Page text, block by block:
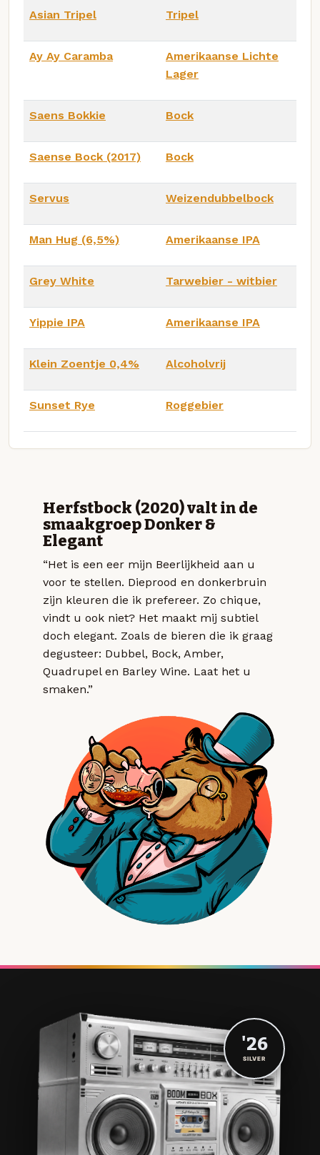
Asian Tripel Tripel
Ay Ay Caramba
Amerikaanse Lichte
Lager
Saens Bokkie Bock
Saense Bock (2017) Bock
Servus Weizendubbelbock
Man Hug (6,5%) Amerikaanse IPA
Grey White Tarwebier - witbier
Yippie IPA Amerikaanse IPA
Klein Zoentje 0,4% Alcoholvrij
Sunset Rye Roggebier
Herfstbock (2020) valt in de
smaakgroep Donker &
Elegant
“Het is een eer mijn Beerlijkheid aan u
voor te stellen. Dieprood en donkerbruin
zijn kleuren die ik prefereer. Zo chique,
vindt u ook niet? Het maakt mij subtiel
doch elegant. Zoals de bieren die ik graag
degusteer: Dubbel, Bock, Amber,
Quadrupel en Barley Wine. Laat het u
smaken.”
'26
SILVER